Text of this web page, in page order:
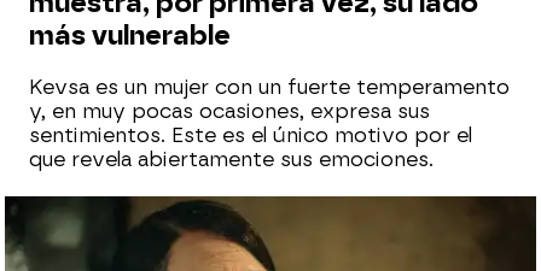
más vulnerable
Kevsa es un mujer con un fuerte temperamento
y, en muy pocas ocasiones, expresa sus
sentimientos. Este es el único motivo por el
que revela abiertamente sus emociones.